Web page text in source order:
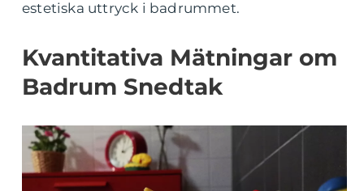
estetiska uttryck i badrummet.
Kvantitativa Mätningar om
Badrum Snedtak